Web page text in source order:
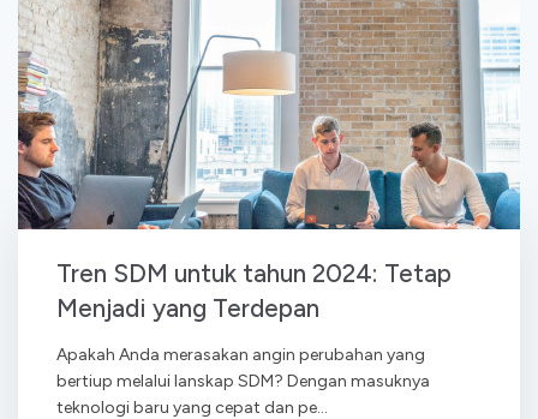
Tren SDM untuk tahun 2024: Tetap
Menjadi yang Terdepan
Apakah Anda merasakan angin perubahan yang
bertiup melalui lanskap SDM? Dengan masuknya
teknologi baru yang cepat dan pe...